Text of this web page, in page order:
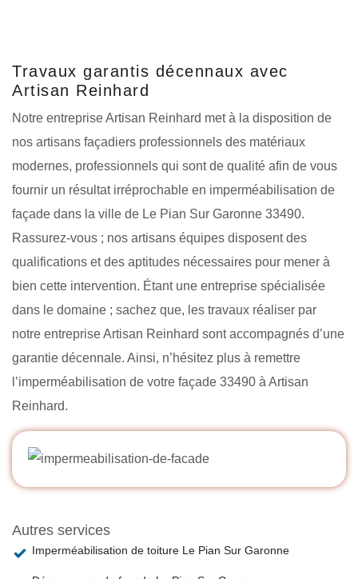
Travaux garantis décennaux avec
Artisan Reinhard
Notre entreprise Artisan Reinhard met à la disposition de
nos artisans façadiers professionnels des matériaux
modernes, professionnels qui sont de qualité afin de vous
fournir un résultat irréprochable en imperméabilisation de
façade dans la ville de Le Pian Sur Garonne 33490.
Rassurez-vous ; nos artisans équipes disposent des
qualifications et des aptitudes nécessaires pour mener à
bien cette intervention. Étant une entreprise spécialisée
dans le domaine ; sachez que, les travaux réaliser par
notre entreprise Artisan Reinhard sont accompagnés d’une
garantie décennale. Ainsi, n’hésitez plus à remettre
l’imperméabilisation de votre façade 33490 à Artisan
Reinhard.
Autres services
Imperméabilisation de toiture Le Pian Sur Garonne